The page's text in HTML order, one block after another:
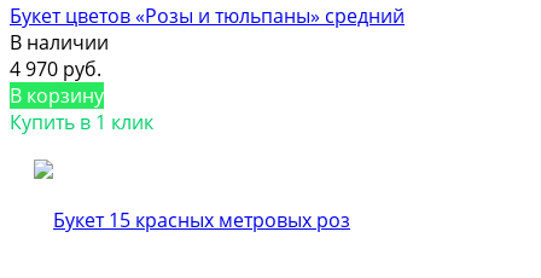
Букет цветов «Розы и тюльпаны» средний
В наличии
4 970 руб.
В корзину
Купить в 1 клик